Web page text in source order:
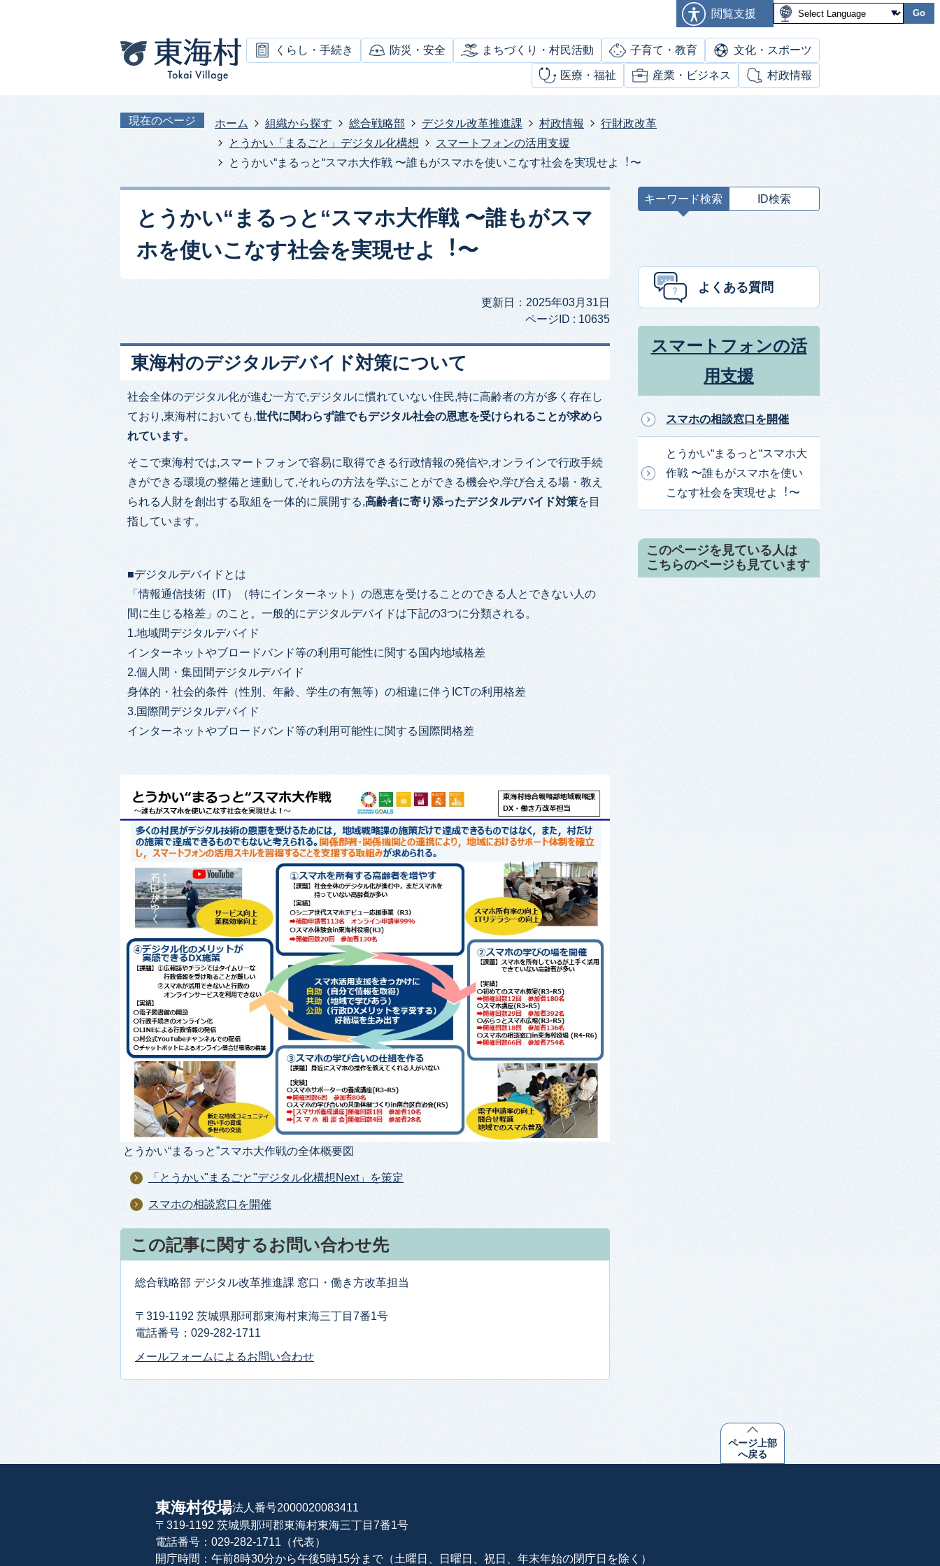
閲覧支援 Go
くらし・手続き 防災・安全 まちづくり・村民活動 子育て・教育 文化・スポーツ
医療・福祉 産業・ビジネス 村政情報
現在のページ ホーム 組織から探す 総合戦略部 デジタル改革推進課 村政情報
行財政改革
とうかい「まるごと」デジタル化構想
スマートフォンの活用支援
とうかい“まるっと“スマホ大作戦 〜誰もがスマホを使いこなす社会を実現せよ︕〜
とうかい“まるっと“スマホ大作戦 〜誰もがスマ
ホを使いこなす社会を実現せよ︕〜
更新日：2025年03月31日
ページID : 10635
東海村のデジタルデバイド対策について
社会全体のデジタル化が進む一方で,デジタルに慣れていない住民,特に高齢者の方が多く存在し
ており,東海村においても,世代に関わらず誰でもデジタル社会の恩恵を受けられることが求めら
れています。
そこで東海村では,スマートフォンで容易に取得できる行政情報の発信や,オンラインで行政手続
きができる環境の整備と連動して,それらの方法を学ぶことができる機会や,学び合える場・教え
られる人財を創出する取組を一体的に展開する,高齢者に寄り添ったデジタルデバイド対策を目
指しています。
■デジタルデバイドとは
「情報通信技術（IT）（特にインターネット）の恩恵を受けることのできる人とできない人の
間に生じる格差」のこと。一般的にデジタルデバイドは下記の3つに分類される。
1.地域間デジタルデバイド
インターネットやブロードバンド等の利用可能性に関する国内地域格差
2.個人間・集団間デジタルデバイド
身体的・社会的条件（性別、年齢、学生の有無等）の相違に伴うICTの利用格差
3.国際間デジタルデバイド
インターネットやブロードバンド等の利用可能性に関する国際間格差
とうかい“まるっと”スマホ大作戦の全体概要図
「とうかい"まるごと"デジタル化構想Next」を策定
スマホの相談窓口を開催
この記事に関するお問い合わせ先
総合戦略部 デジタル改革推進課 窓口・働き方改革担当
〒319-1192 茨城県那珂郡東海村東海三丁目7番1号
電話番号：029-282-1711
メールフォームによるお問い合わせ
キーワード検索 ID検索
ー
よくある質問
スマートフォンの活
用支援
スマホの相談窓口を開催
とうかい“まるっと“スマホ大
作戦 〜誰もがスマホを使い
こなす社会を実現せよ︕〜
このページを見ている人は
こちらのページも見ています
ページ上部
へ戻る
東海村役場法人番号2000020083411
〒319-1192 茨城県那珂郡東海村東海三丁目7番1号
電話番号：029-282-1711（代表）
開庁時間：午前8時30分から午後5時15分まで（土曜日、日曜日、祝日、年末年始の閉庁日を除く）